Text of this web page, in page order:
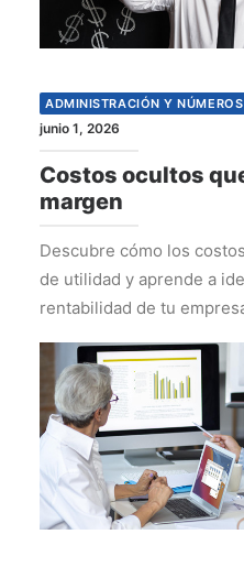
ADMINISTRACIÓN Y NÚMEROS
junio 1, 2026
Costos ocultos
margen
Descubre cómo los
de utilidad y aprende a
rentabilidad de tu